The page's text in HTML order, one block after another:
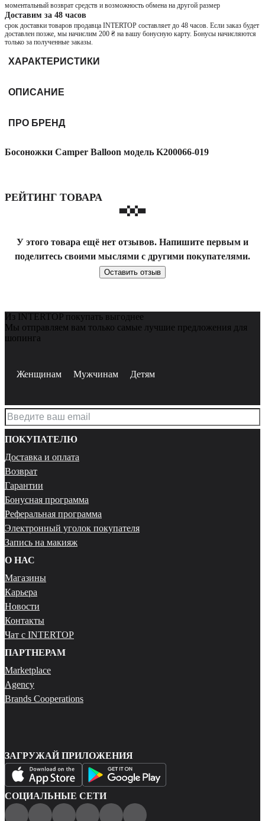
моментальный возврат средств и возможность обмена на другой размер
Доставим за 48 часов
срок доставки товаров продавца INTERTOP составляет до 48 часов. Если заказ будет
доставлен позже, мы начислим 200 ₴ на вашу бонусную карту. Бонусы начисляются
только за полученные заказы.
ХАРАКТЕРИСТИКИ
ОПИСАНИЕ
ПРО БРЕНД
Босоножки Camper Balloon модель K200066-019
РЕЙТИНГ ТОВАРА
У этого товара ещё нет отзывов. Напишите первым и
поделитесь своими мыслями с другими покупателями.
Оставить отзыв
Из INTERTOP покупать выгоднее
Мы отправляем вам только самые лучшие предложения для
шопинга
Женщинам Мужчинам Детям
ПОКУПАТЕЛЮ
Доставка и оплата
Возврат
Гарантии
Бонусная программа
Реферальная программа
Электронный уголок покупателя
Запись на макияж
О НАС
Магазины
Карьера
Новости
Контакты
Чат с INTERTOP
ПАРТНЕРАМ
Marketplace
Agency
Brands Cooperations
ЗАГРУЖАЙ ПРИЛОЖЕНИЯ
СОЦИАЛЬНЫЕ СЕТИ